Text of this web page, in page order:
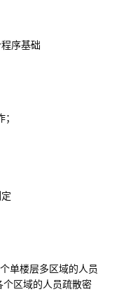
序基础
操作；
构成；
：
单楼层多区域的人员
区域的人员疏散密